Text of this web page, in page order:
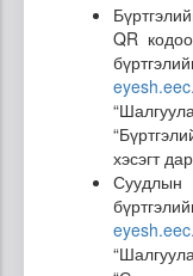
QR
хэсэгт